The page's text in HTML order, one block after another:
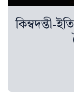
কিম্বদন্তী-